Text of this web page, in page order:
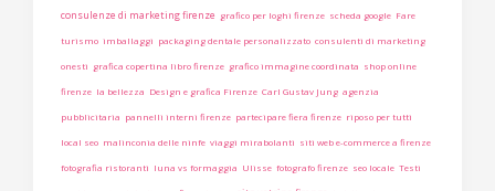
consulenze di marketing firenze grafico per loghi firenze scheda google Fare
turismo imballaggi packaging dentale personalizzato consulenti di marketing
onesti grafica copertina libro firenze grafico immagine coordinata shop online
firenze la bellezza Design e grafica Firenze Carl Gustav Jung agenzia
pubblicitaria pannelli interni firenze partecipare fiera firenze riposo per tutti
local seo malinconia delle ninfe viaggi mirabolanti siti web e-commerce a firenze
fotografia ristoranti luna vs formaggia Ulisse fotografo firenze seo locale Testi